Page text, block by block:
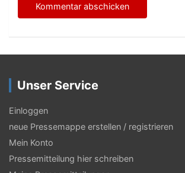
Unser Service
Einloggen
neue Pressemappe erstellen / registrieren
Mein Konto
Pressemitteilung hier schreiben